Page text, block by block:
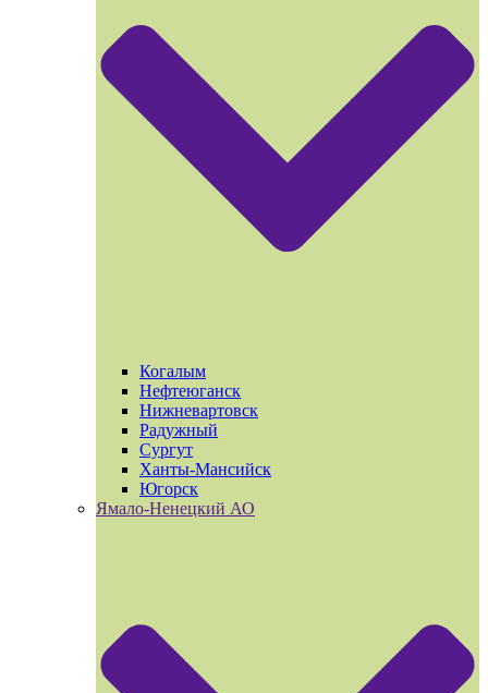
Когалым
Нефтеюганск
Нижневартовск
Радужный
Сургут
Ханты-Мансийск
Югорск
Ямало-Ненецкий АО